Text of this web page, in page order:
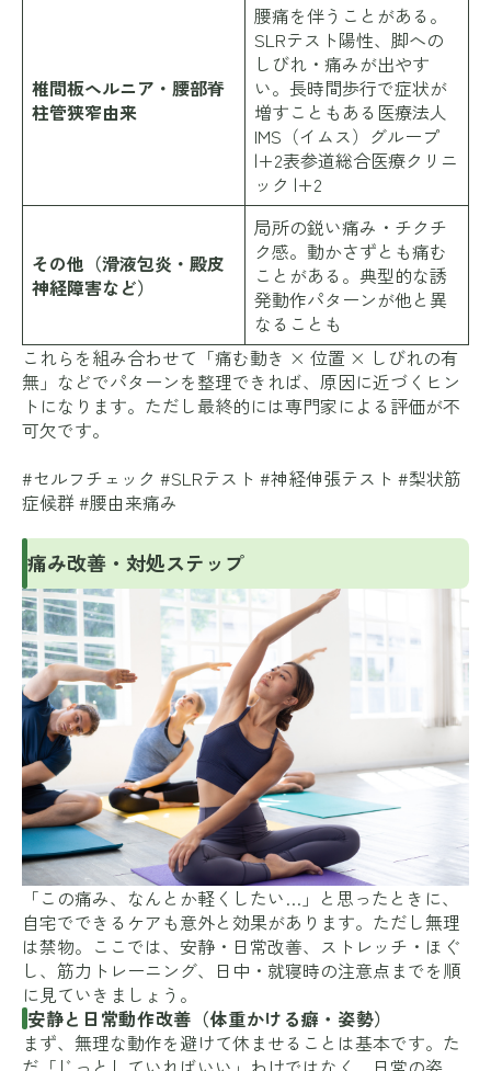
椎間板ヘルニア・腰部脊
柱管狭窄由来
腰痛を伴うことがある。
SLRテスト陽性、脚への
しびれ・痛みが出やす
い。長時間歩行で症状が
増すこともある 医療法人
IMS（イムス）グループ
|+2表参道総合医療クリニ
ック |+2
その他（滑液包炎・殿皮
神経障害など）
局所の鋭い痛み・チクチ
ク感。動かさずとも痛む
ことがある。典型的な誘
発動作パターンが他と異
なることも
これらを組み合わせて「痛む動き × 位置 × しびれの有
無」などでパターンを整理できれば、原因に近づくヒン
トになります。ただし最終的には専門家による評価が不
可欠です。
#セルフチェック #SLRテスト #神経伸張テスト #梨状筋
症候群 #腰由来痛み
痛み改善・対処ステップ
「この痛み、なんとか軽くしたい…」と思ったときに、
自宅でできるケアも意外と効果があります。ただし無理
は禁物。ここでは、安静・日常改善、ストレッチ・ほぐ
し、筋力トレーニング、日中・就寝時の注意点までを順
に見ていきましょう。
安静と日常動作改善（体重かける癖・姿勢）
まず、無理な動作を避けて休ませることは基本です。た